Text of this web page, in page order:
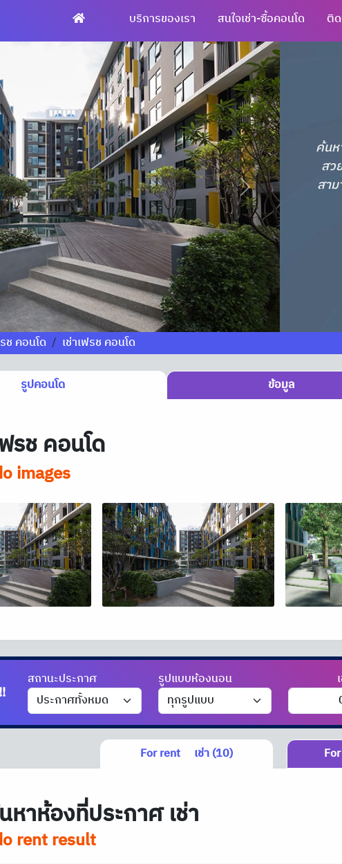
บริการของเรา สนใจเช่า-ซื้อคอนโด ติ
ค้นห
สว
สา
ช คอนโด เช่าเฟรช คอนโด
รูปคอนโด ข้อมูล
รช คอนโด
images
สถานะประกาศ รูปแบบห้องนอน
For rent เช่า (10)
าห้องที่ประกาศ เช่า
rent result